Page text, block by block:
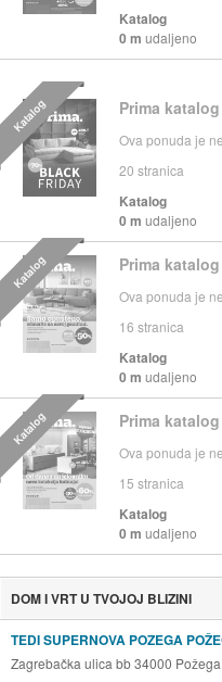
Katalog
0 m udaljeno
Prima
Ova ponuda je
20 stranica
Katalog
0 m udaljeno
Katalog
Prima
Ova ponuda je
16 stranica
Katalog
0 m udaljeno
Katalog
Prima
Ova ponuda je
15 stranica
Katalog
0 m udaljeno
Katalog
DOM I VRT U TVOJOJ BLIZINI
TEDI SUPERNOVA POZEGA
Zagrebačka ulica bb 34000 Požega